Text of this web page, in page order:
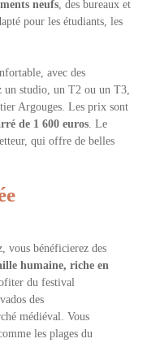
neufs, des bureaux et
pour les étudiants, les
avec des
un studio, un T2 ou un T3,
Argouges. Les prix sont
de 1 600 euros. Le
qui offre de belles
vous bénéficierez des
humaine, riche en
du festival
des
médiéval. Vous
les plages du